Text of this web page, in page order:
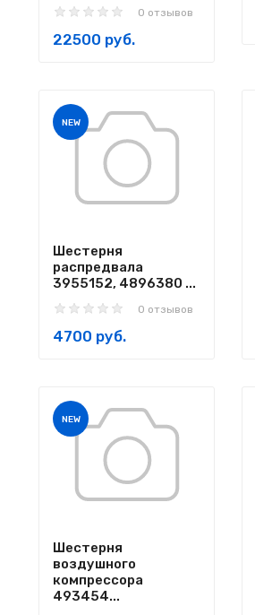
0 отзывов
22500 руб.
NEW
Шестерня
распредвала
3955152, 4896380 ...
0 отзывов
4700 руб.
NEW
Шестерня
воздушного
компрессора
493454...